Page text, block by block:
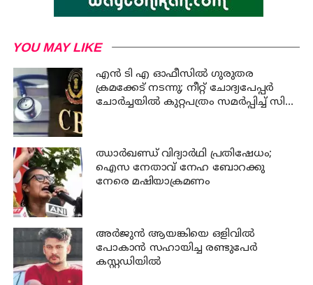
YOU MAY LIKE
എന്‍ ടി എ ഓഫീസില്‍ ഗുരുതര
ക്രമക്കേട് നടന്നു; നീറ്റ് ചോദ്യപേപ്പര്‍
ചോര്‍ച്ചയില്‍ കുറ്റപത്രം സമര്‍പ്പിച്ച് സി
ഝാര്‍ഖണ്ഡ് വിദ്യാര്‍ഥി പ്രതിഷേധം;
ഐസ നേതാവ് നേഹ ബോറക്കു
നേരെ മഷിയാക്രമണം
അര്‍ജുന്‍ ആയങ്കിയെ ഒളിവില്‍
പോകാന്‍ സഹായിച്ച രണ്ടുപേര്‍
കസ്റ്റഡിയില്‍